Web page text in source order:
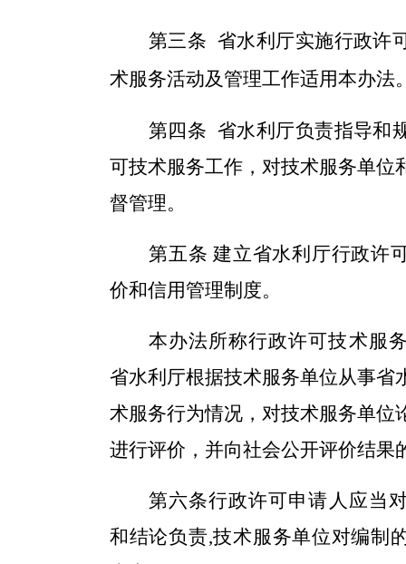
第三条 省水利厅实施行政许
术服务活动及管理工作适用本办法
第四条 省水利厅负责指导和
可技术服务工作，对技术服务单位
督管理。
第五条 建立省水利厅行政许
价和信用管理制度。
本办法所称行政许可技术服
省水利厅根据技术服务单位从事省
术服务行为情况，对技术服务单位
进行评价，并向社会公开评价结果
第六条行政许可申请人应当
和结论负责,技术服务单位对编制